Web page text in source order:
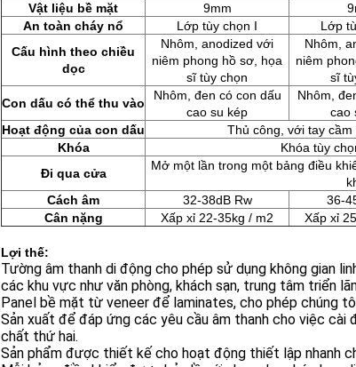
Vật liệu bề mặt
9mm
An toàn cháy nổ
Lớp tùy chọn I Lớp
Cấu hình theo chiều
dọc
Nhôm, anodized với
niêm phong hồ sơ, họa
sĩ tùy chọn
Nhôm,
niêm
sĩ
Con dấu có thể thu vào
Nhôm, đen có con dấu
cao su kép
Nhôm,
cao
Hoạt động của con dấu
Thủ công, với tay
Khóa
Khóa tùy
Đi qua cửa
Mở một lần trong một bảng điều
Cách âm
32-38dB Rw 36-
Cân nặng
Xấp xỉ 22-35kg / m2 Xấp xỉ
Lợi thế:
Tường âm thanh di động cho phép sử dụng không gian
các khu vực như văn phòng, khách sạn, trung tâm triển
Panel bề mặt từ veneer để laminates, cho phép chúng
Sản xuất để đáp ứng các yêu cầu âm thanh cho việc
chất thứ hai.
Sản phẩm được thiết kế cho hoạt động thiết lập nhanh